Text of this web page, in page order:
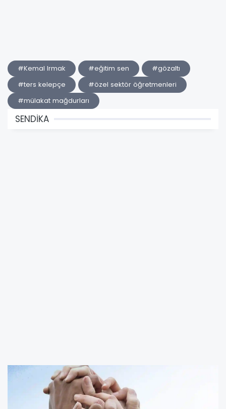
#Kemal Irmak #eğitim sen
#gözaltı
#ters kelepçe
#özel sektör öğretmenleri
#mülakat mağdurları
SENDİKA